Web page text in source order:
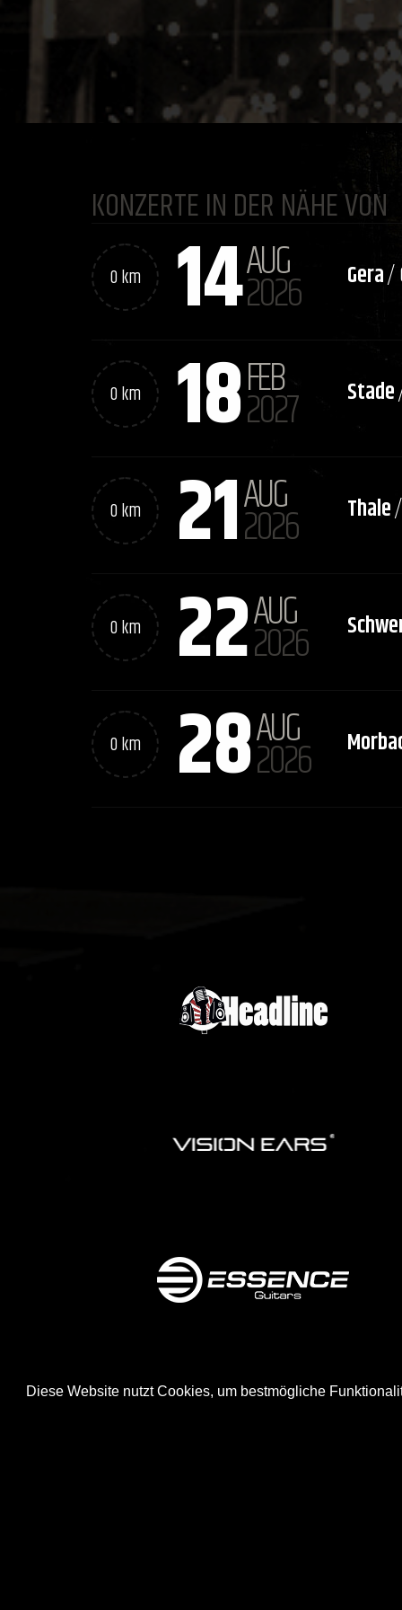
Diese Website nutzt Cookies, um bestmögliche
KONZERTE IN DER NÄHE VON
0 km 14AUG
2026 Gera/
0 km 18FEB
2027 Stade
0 km 21AUG
2026 Thale
0 km 22AUG
2026
0 km 28AUG
2026